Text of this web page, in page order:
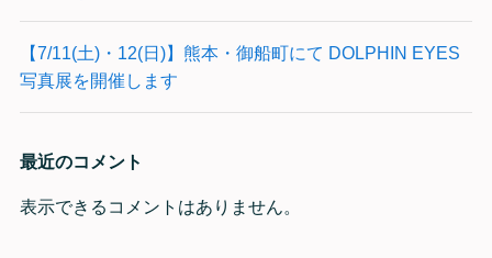
【7/11(土)・12(日)】熊本・御船町にて DOLPHIN EYES
写真展を開催します
最近のコメント
表示できるコメントはありません。